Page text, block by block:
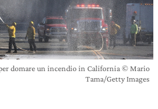
domare un incendio in California © Mario
Tama/Getty Images